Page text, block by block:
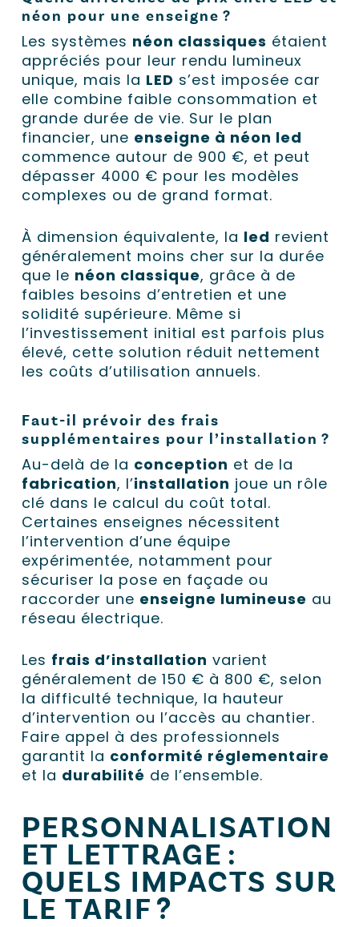
néon pour une enseigne ?
Les systèmes néon classiques étaient
appréciés pour leur rendu lumineux
unique, mais la LED s’est imposée car
elle combine faible consommation et
grande durée de vie. Sur le plan
financier, une enseigne à néon led
commence autour de 900 €, et peut
dépasser 4000 € pour les modèles
complexes ou de grand format.
À dimension équivalente, la led revient
généralement moins cher sur la durée
que le néon classique, grâce à de
faibles besoins d’entretien et une
solidité supérieure. Même si
l’investissement initial est parfois plus
élevé, cette solution réduit nettement
les coûts d’utilisation annuels.
Faut-il prévoir des frais
supplémentaires pour l’installation ?
Au-delà de la conception et de la
fabrication, l’installation joue un rôle
clé dans le calcul du coût total.
Certaines enseignes nécessitent
l’intervention d’une équipe
expérimentée, notamment pour
sécuriser la pose en façade ou
raccorder une enseigne lumineuse au
réseau électrique.
Les frais d’installation varient
généralement de 150 € à 800 €, selon
la difficulté technique, la hauteur
d’intervention ou l’accès au chantier.
Faire appel à des professionnels
garantit la conformité réglementaire
et la durabilité de l’ensemble.
PERSONNALISATION
ET LETTRAGE :
QUELS IMPACTS SUR
LE TARIF ?